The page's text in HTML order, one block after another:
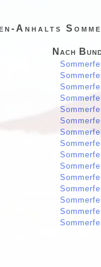
Anhalts
Nach